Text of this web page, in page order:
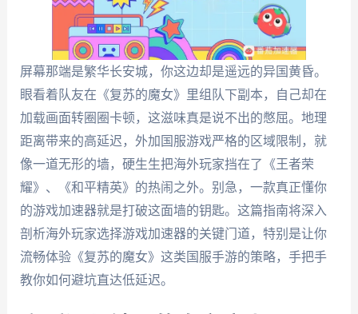
屏幕那端是繁华长安城，你这边却是遥远的异国黄昏。
眼看着队友在《复苏的魔女》里组队下副本，自己却在
加载画面转圈圈卡顿，这滋味真是说不出的憋屈。地理
距离带来的高延迟，外加国服游戏严格的区域限制，就
像一道无形的墙，硬生生把海外玩家挡在了《王者荣
耀》、《和平精英》的热闹之外。别急，一款真正懂你
的游戏加速器就是打破这面墙的钥匙。这篇指南将深入
剖析海外玩家选择游戏加速器的关键门道，特别是让你
流畅体验《复苏的魔女》这类国服手游的策略，手把手
教你如何避坑直达低延迟。